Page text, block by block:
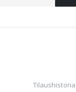
Tilaushistoria